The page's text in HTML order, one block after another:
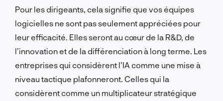
Pour les dirigeants, cela signifie que vos équipes
logicielles ne sont pas seulement appréciées pour
leur efficacité. Elles seront au cœur de la R&D, de
l’innovation et de la différenciation à long terme. Les
entreprises qui considèrent l’IA comme une mise à
niveau tactique plafonneront. Celles qui la
considèrent comme un multiplicateur stratégique